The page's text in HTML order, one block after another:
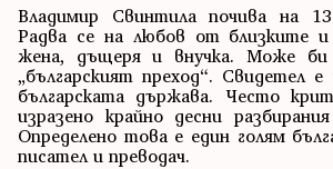
Владимир Свинтила почива на
Радва се на любов от близките
жена, дъщеря и внучка. Може би
„българският преход“. Свидетел
българската държава. Често
изразено крайно десни
Определено това е един голям
писател и преводач.